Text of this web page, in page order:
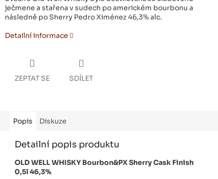
ječmene a stařena v sudech po americkém bourbonu a
následně po Sherry Pedro Ximénez 46,3% alc.
Detailní informace
ZEPTAT SE SDÍLET
Popis Diskuze
Detailní popis produktu
OLD WELL WHISKY Bourbon&PX Sherry Cask Finish
0,5l 46,3%